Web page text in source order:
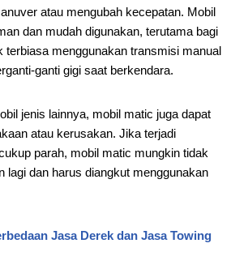
atau mengubah kecepatan. Mobil
dan mudah digunakan, terutama bagi
terbiasa menggunakan transmisi manual
ganti gigi saat berkendara.
jenis lainnya, mobil matic juga dapat
atau kerusakan. Jika terjadi
parah, mobil matic mungkin tidak
lagi dan harus diangkut menggunakan
Jasa Derek dan Jasa Towing